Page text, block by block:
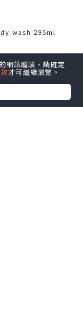
wash 295ml
body scrub
網站體驗，請確定
才可繼續瀏覽。